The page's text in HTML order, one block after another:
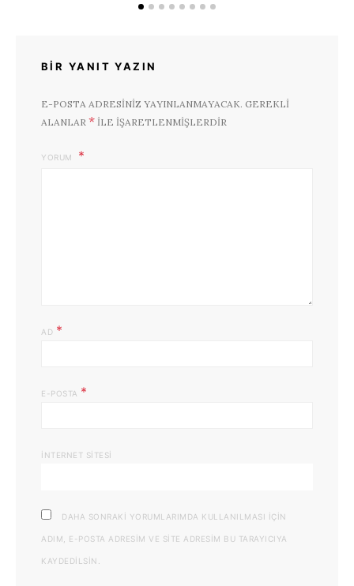
BIR YANIT YAZIN
E-POSTA ADRESINIZ YAYINLANMAYACAK. GEREKLI
ALANLAR * ILE IŞARETLENMIŞLERDIR
YORUM
AD *
E-POSTA *
İNTERNET SITESI
DAHA SONRAKI YORUMLARIMDA KULLANILMASI IÇIN
ADIM, E-POSTA ADRESIM VE SITE ADRESIM BU TARAYICIYA
KAYDEDILSIN.